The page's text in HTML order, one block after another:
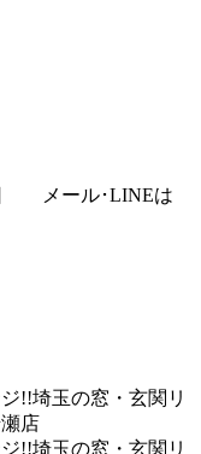
メール･LINEは